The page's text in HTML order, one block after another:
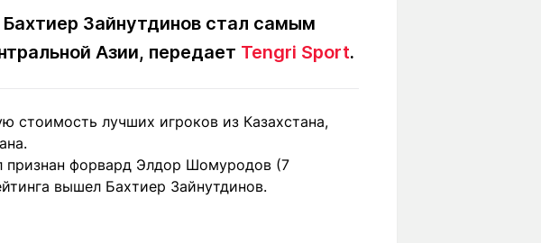
Зайнутдинов стал самым
Азии, передает Tengri Sport.
стоимость лучших игроков из Казахстана,
признан форвард Элдор Шомуродов (7
вышел Бахтиер Зайнутдинов.